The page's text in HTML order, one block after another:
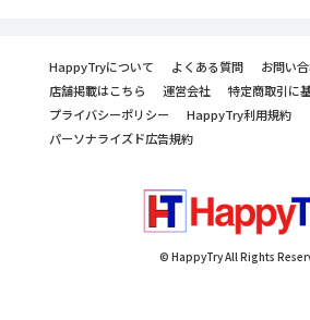
HappyTryについて よくある質問
お問い
店舗掲載はこちら
運営会社
特定商取引に
プライバシーポリシー
HappyTry利用規約
パーソナライズド広告規約
© HappyTry All Rights